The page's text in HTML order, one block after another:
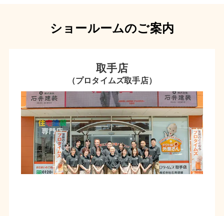
ショールームのご案内
取手店
（プロタイムズ取手店）